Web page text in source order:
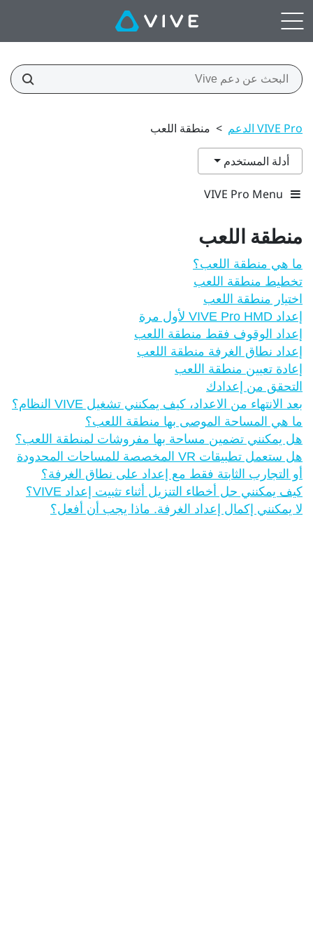
VIVE Pro الدعم > منطقة اللعب
أدلة المستخدم
VIVE Pro Menu
منطقة اللعب
ما هي منطقة اللعب؟
تخطيط منطقة اللعب
اختيار منطقة اللعب
إعداد VIVE Pro HMD لأول مرة
إعداد الوقوف فقط منطقة اللعب
إعداد نطاق الغرفة منطقة اللعب
إعادة تعيين منطقة اللعب
التحقق من إعدادك
بعد الانتهاء من الاعداد، كيف يمكنني تشغيل VIVE النظام؟
ما هي المساحة الموصى بها منطقة اللعب؟
هل يمكنني تضمين مساحة بها مفروشات لمنطقة اللعب؟
هل ستعمل تطبيقات VR المخصصة للمساحات المحدودة
أو التجارب الثابتة فقط مع إعداد على نطاق الغرفة؟
كيف يمكنني حل أخطاء التنزيل أثناء تثبيت إعداد VIVE؟
لا يمكنني إكمال إعداد الغرفة. ماذا يجب أن أفعل؟